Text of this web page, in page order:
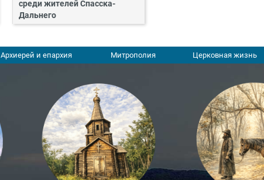
среди жителей Спасска-
Дальнего
Архиерей и епархия Митрополия Церковная жизнь